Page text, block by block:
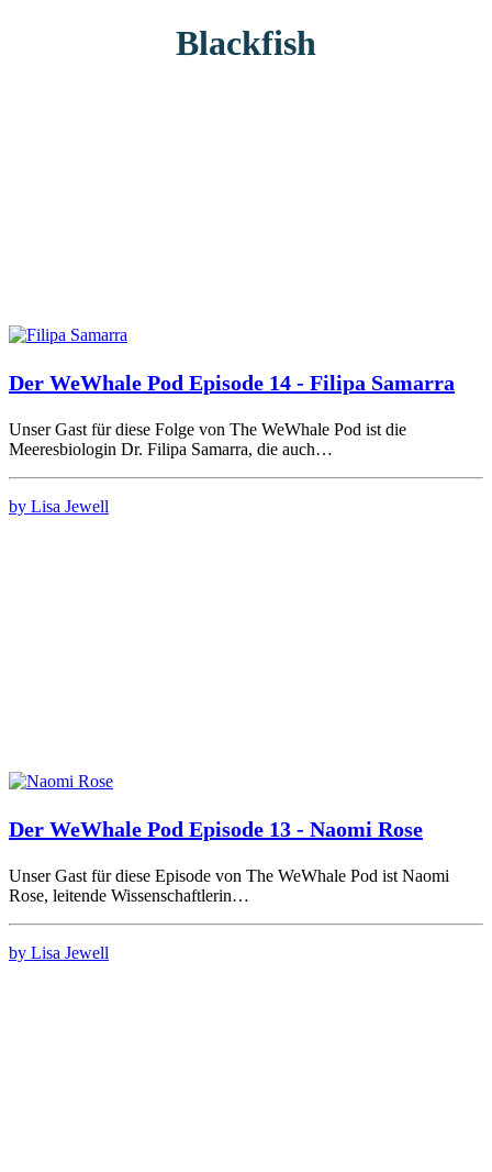
Blackfish
Der WeWhale Pod Episode 14 - Filipa Samarra
Unser Gast für diese Folge von The WeWhale Pod ist die
Meeresbiologin Dr. Filipa Samarra, die auch…
by Lisa Jewell
Der WeWhale Pod Episode 13 - Naomi Rose
Unser Gast für diese Episode von The WeWhale Pod ist Naomi
Rose, leitende Wissenschaftlerin…
by Lisa Jewell